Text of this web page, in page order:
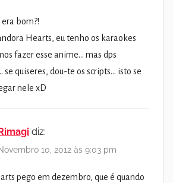
era bom?!
Hearts, eu tenho os karaokes
fazer esse anime… mas dps
se quiseres, dou-te os scripts… isto se
nele xD
Rimagi diz:
10, 2012 às 9:03 pm
pego em dezembro, que é quando